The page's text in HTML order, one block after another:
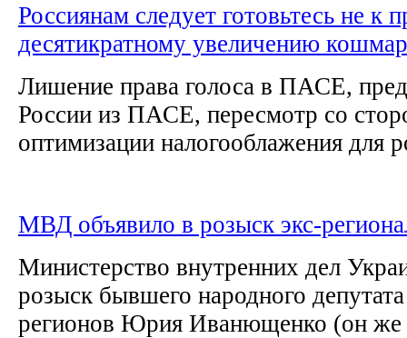
Россиянам следует готовьтесь не к
десятикратному увеличению
Лишение права голоса в ПАСЕ,
России из ПАСЕ, пересмотр со
оптимизации налогооблажения для
МВД объявило в розыск экс-
Министерство внутренних дел
розыск бывшего народного
регионов Юрия Иванющенко (он